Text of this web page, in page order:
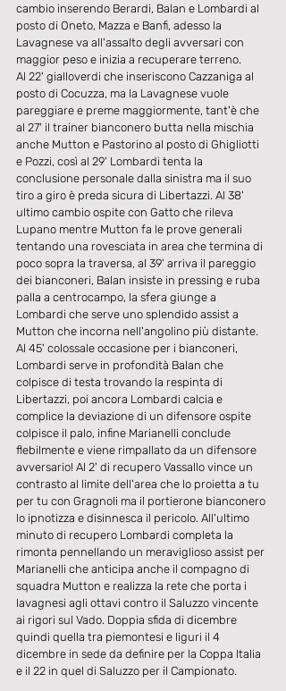
cambio inserendo Berardi, Balan e Lombardi al
posto di Oneto, Mazza e Banfi, adesso la
Lavagnese va all'assalto degli avversari con
maggior peso e inizia a recuperare terreno.
Al 22' gialloverdi che inseriscono Cazzaniga al
posto di Cocuzza, ma la Lavagnese vuole
pareggiare e preme maggiormente, tant'è che
al 27' il trainer bianconero butta nella mischia
anche Mutton e Pastorino al posto di Ghigliotti
e Pozzi, così al 29' Lombardi tenta la
conclusione personale dalla sinistra ma il suo
tiro a giro è preda sicura di Libertazzi. Al 38'
ultimo cambio ospite con Gatto che rileva
Lupano mentre Mutton fa le prove generali
tentando una rovesciata in area che termina di
poco sopra la traversa, al 39' arriva il pareggio
dei bianconeri, Balan insiste in pressing e ruba
palla a centrocampo, la sfera giunge a
Lombardi che serve uno splendido assist a
Mutton che incorna nell'angolino più distante.
Al 45' colossale occasione per i bianconeri,
Lombardi serve in profondità Balan che
colpisce di testa trovando la respinta di
Libertazzi, poi ancora Lombardi calcia e
complice la deviazione di un difensore ospite
colpisce il palo, infine Marianelli conclude
flebilmente e viene rimpallato da un difensore
avversario! Al 2' di recupero Vassallo vince un
contrasto al limite dell'area che lo proietta a tu
per tu con Gragnoli ma il portierone bianconero
lo ipnotizza e disinnesca il pericolo. All'ultimo
minuto di recupero Lombardi completa la
rimonta pennellando un meraviglioso assist per
Marianelli che anticipa anche il compagno di
squadra Mutton e realizza la rete che porta i
lavagnesi agli ottavi contro il Saluzzo vincente
ai rigori sul Vado. Doppia sfida di dicembre
quindi quella tra piemontesi e liguri il 4
dicembre in sede da definire per la Coppa Italia
e il 22 in quel di Saluzzo per il Campionato.